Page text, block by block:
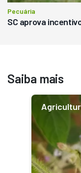
Pecuária
SC aprova
Saiba mais